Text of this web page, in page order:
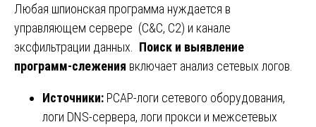
Любая шпионская программа нуждается в
управляющем сервере (C&C, C2) и канале
эксфильтрации данных. Поиск и выявление
программ-слежения включает анализ сетевых логов.
Источники: PCAP-логи сетевого оборудования,
логи DNS-сервера, логи прокси и межсетевых